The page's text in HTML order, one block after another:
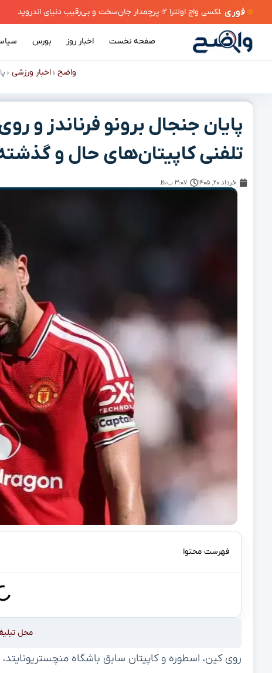
فوری
صفحه نخست اخبار روز بورس
واضح »اخبار ورزشی »
پایان جنجال برونو فرناندز و
تلفنی کاپیتان‌های حال و
خرداد ۲۰, ۱۴۰۵ ۳:۰۷ ب٫ظ
فهرست محتوا
محل
روی کین، اسطوره و کاپیتان سابق باشگاه